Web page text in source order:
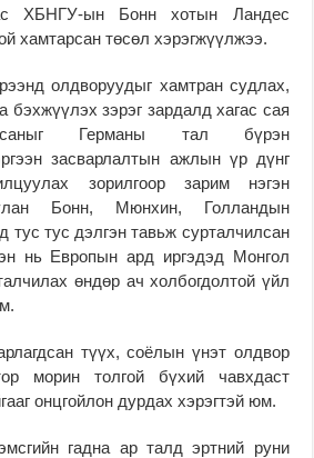
ХБНГУ-ын Бонн хотын Ландес
хамтарсан төсөл хэрэгжүүлжээ.
олдворуудыг хамтран судлах,
бэхжүүлэх зэрэг зардалд хагас сая
Германы тал бүрэн
засварлалтын ажлын үр дүнг
зорилгоор зарим нэгэн
Бонн, Мюнхин, Голландын
тус дэлгэн тавьж сурталчилсан
нь Европын ард иргэдэд Монгол
өндөр ач холбогдолтой үйл
түүх, соёлын үнэт олдвор
морин толгой бүхий чавхдаст
онцгойлон дурдах хэрэгтэй юм.
гадна ар талд эртний руни